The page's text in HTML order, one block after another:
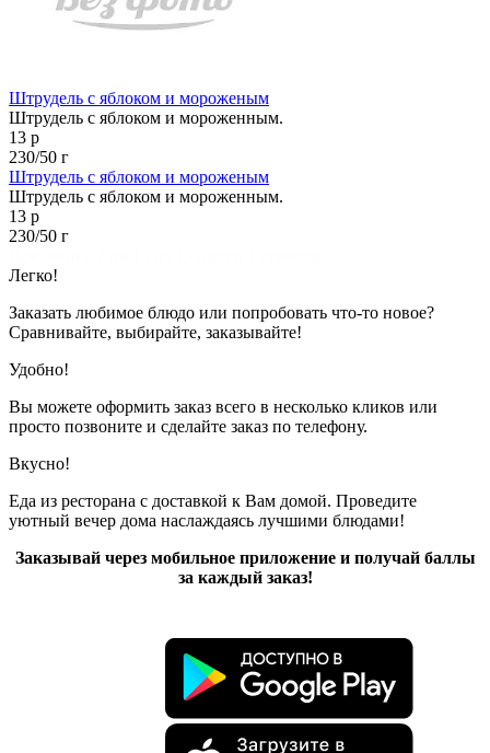
Штрудель с яблоком и мороженым
Штрудель с яблоком и мороженным.
13 р
230/50 г
Штрудель с яблоком и мороженым
Штрудель с яблоком и мороженным.
13 р
230/50 г
Легко!
Заказать любимое блюдо или попробовать что-то новое?
Сравнивайте, выбирайте, заказывайте!
Удобно!
Вы можете оформить заказ всего в несколько кликов или
просто позвоните и сделайте заказ по телефону.
Вкусно!
Еда из ресторана с доставкой к Вам домой. Проведите
уютный вечер дома наслаждаясь лучшими блюдами!
Заказывай через мобильное приложение и получай баллы
за каждый заказ!